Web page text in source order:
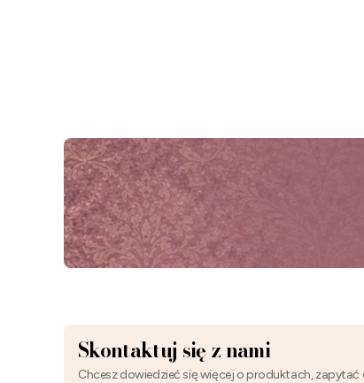
Skontaktuj się z nami
Chcesz dowiedzieć się więcej o produktach, zapytać